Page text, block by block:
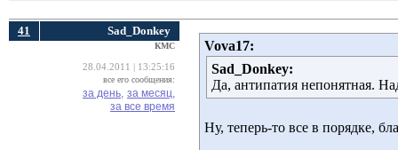
41 Sad_Donkey
КМС
28.04.2011 | 13:25:16
все его сообщения:
за день, за месяц,
за все время
Vova17:
Sad_Donkey:
Да, антипатия непонятная.
Ну, теперь-то все в порядке,